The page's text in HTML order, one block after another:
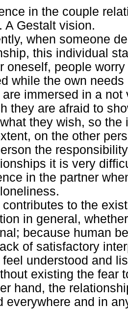
in the couple
A Gestalt vision.
when someone
this individual
oneself, people
while the own
are immersed in a
they are afraid to
they wish, so
on the other
the
it is very
in the partner
to the
in general,
because human
of satisfactory
feel understood and
existing the fear
hand, the
everywhere and in